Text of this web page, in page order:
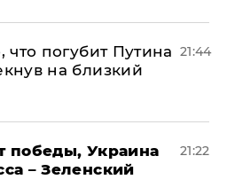
что погубит Путина
на близкий
21:44
победы, Украина
– Зеленский
21:22